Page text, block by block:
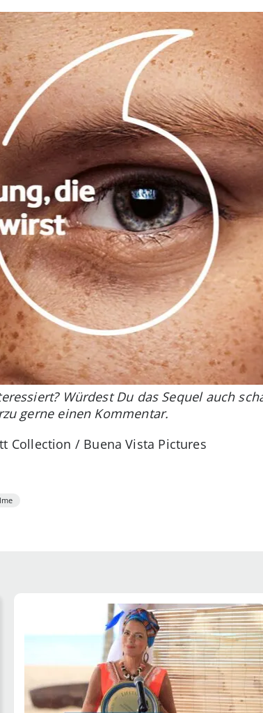
Würdest Du das Sequel auch
gerne einen Kommentar.
Collection / Buena Vista Pictures